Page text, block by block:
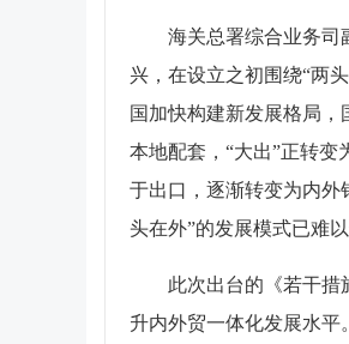
海关总署综合业务司
兴，在设立之初围绕“两
国加快构建新发展格局
本地配套，“大出”正转
于出口，逐渐转变为内外
头在外”的发展模式已难
此次出台的《若干措
升内外贸一体化发展水